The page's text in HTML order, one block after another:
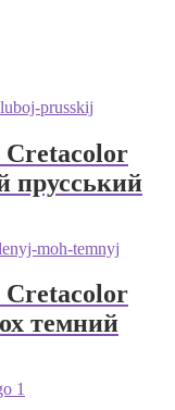
Cretacolor
прусський
Cretacolor
темний